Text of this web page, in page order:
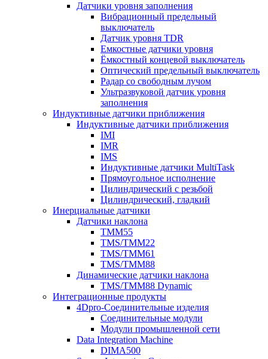
Датчики уровня заполнения
Вибрационный предельный
выключатель
Датчик уровня TDR
Емкостные датчики уровня
Ёмкостный концевой выключатель
Оптический предельный выключатель
Радар со свободным лучом
Ультразвуковой датчик уровня
заполнения
Индуктивные датчики приближения
Индуктивные датчики приближения
IMI
IMR
IMS
Индуктивные датчики MultiTask
Прямоугольное исполнение
Цилиндрический с резьбой
Цилиндрический, гладкий
Инерциальные датчики
Датчики наклона
TMM55
TMS/TMM22
TMS/TMM61
TMS/TMM88
Динамические датчики наклона
TMS/TMM88 Dynamic
Интеграционные продукты
4Dpro-Соединительные изделия
Соединительные модули
Модули промышленной сети
Data Integration Machine
DIMA500